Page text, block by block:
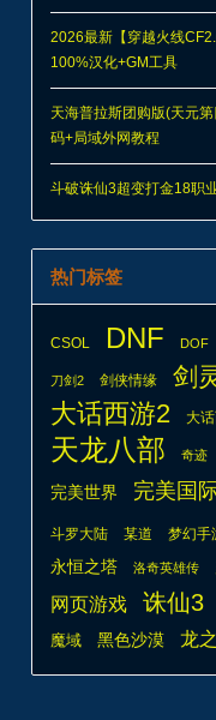
2026最新【穿越火线
100%汉化+GM工具
天海普拉斯团购版(天元
码+局域外网教程
斗破诛仙3超变打金18职
热门标签
CSOL DNF DOF
刀剑2 剑侠情缘 剑
大话西游2 大
天龙八部 奇迹
完美世界 完美国
斗罗大陆 某道 梦幻手
永恒之塔
洛奇英雄传
网页游戏 诛仙3
魔域 黑色沙漠 龙